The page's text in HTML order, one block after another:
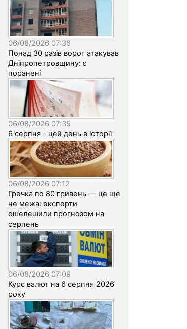
06/08/2026 07:36
Понад 30 разів ворог атакував
Дніпропетровщину: є
поранені
06/08/2026 07:35
6 серпня - цей день в історії
06/08/2026 07:12
Гречка по 80 гривень — це ще
не межа: експерти
ошелешили прогнозом на
серпень
06/08/2026 07:09
Курс валют на 6 серпня 2026
року